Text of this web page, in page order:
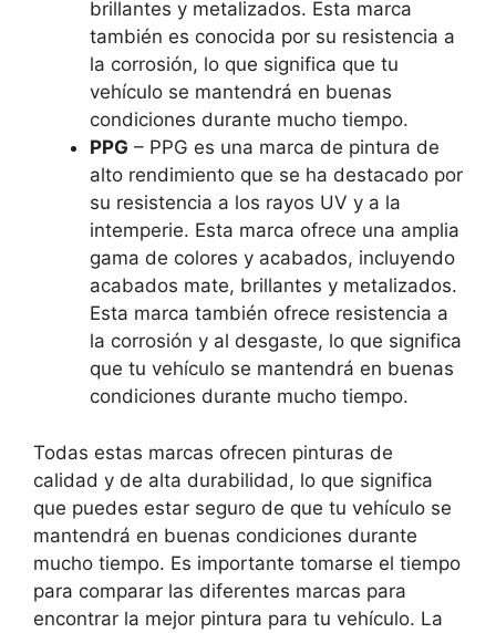
brillantes y metalizados. Esta marca
también es conocida por su resistencia a
la corrosión, lo que significa que tu
vehículo se mantendrá en buenas
condiciones durante mucho tiempo.
PPG – PPG es una marca de pintura de
alto rendimiento que se ha destacado por
su resistencia a los rayos UV y a la
intemperie. Esta marca ofrece una amplia
gama de colores y acabados, incluyendo
acabados mate, brillantes y metalizados.
Esta marca también ofrece resistencia a
la corrosión y al desgaste, lo que significa
que tu vehículo se mantendrá en buenas
condiciones durante mucho tiempo.
Todas estas marcas ofrecen pinturas de
calidad y de alta durabilidad, lo que significa
que puedes estar seguro de que tu vehículo se
mantendrá en buenas condiciones durante
mucho tiempo. Es importante tomarse el tiempo
para comparar las diferentes marcas para
encontrar la mejor pintura para tu vehículo. La